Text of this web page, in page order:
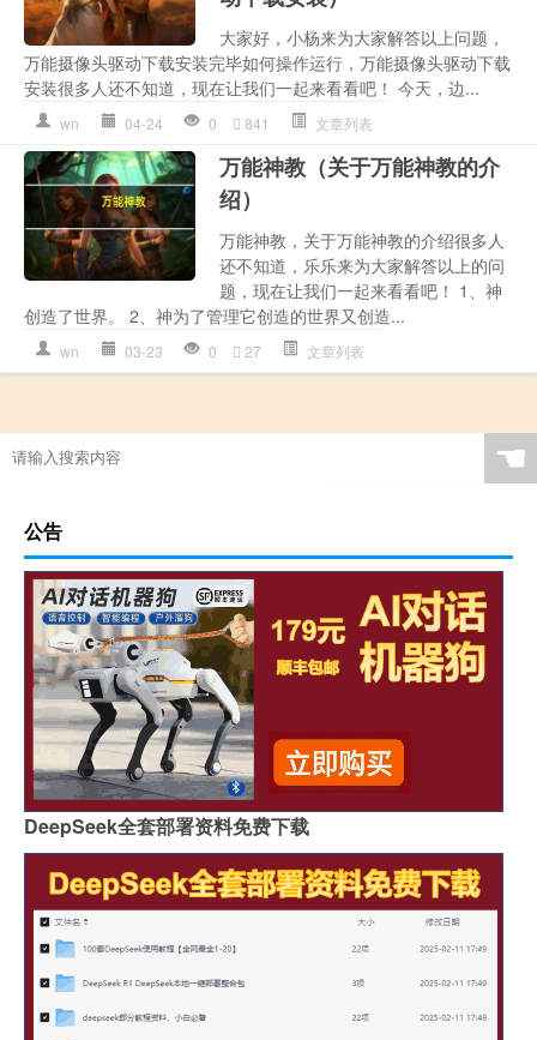
大家好，小杨来为大家解答以上问题，
万能摄像头驱动下载安装完毕如何操作运行，万能摄像头驱动下载
安装很多人还不知道，现在让我们一起来看看吧！ 今天，边...
wn 04-24 0 841 文章列表
万能神教（关于万能神教的介
绍）
万能神教，关于万能神教的介绍很多人
还不知道，乐乐来为大家解答以上的问
题，现在让我们一起来看看吧！ 1、神
创造了世界。 2、神为了管理它创造的世界又创造...
wn 03-23 0 27 文章列表
☚
公告
DeepSeek全套部署资料免费下载